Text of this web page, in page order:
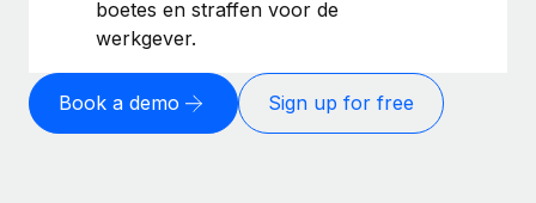
boetes en straffen voor de
werkgever.
Book a demo Sign up for free